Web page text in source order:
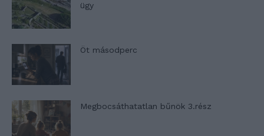
ügy
Öt másodperc
Megbocsáthatatlan bűnök 3.rész